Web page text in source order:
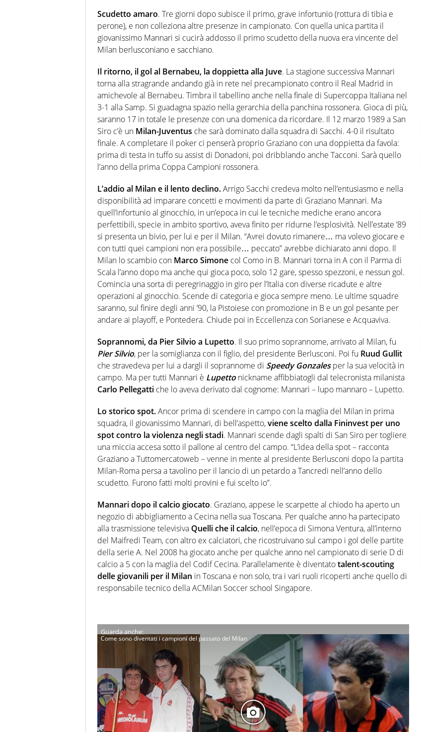
Scudetto amaro. Tre giorni dopo subisce il primo, grave infortunio (rottura di tibia e
perone), e non colleziona altre presenze in campionato. Con quella unica partita il
giovanissimo Mannari si cucirà addosso il primo scudetto della nuova era vincente del
Milan berlusconiano e sacchiano.
Il ritorno, il gol al Bernabeu, la doppietta alla Juve. La stagione successiva Mannari
torna alla stragrande andando già in rete nel precampionato contro il Real Madrid in
amichevole al Bernabeu. Timbra il tabellino anche nella finale di Supercoppa Italiana nel
3-1 alla Samp. Si guadagna spazio nella gerarchia della panchina rossonera. Gioca di più,
saranno 17 in totale le presenze con una domenica da ricordare. Il 12 marzo 1989 a San
Siro c’è un Milan-Juventus che sarà dominato dalla squadra di Sacchi. 4-0 il risultato
finale. A completare il poker ci penserà proprio Graziano con una doppietta da favola:
prima di testa in tuffo su assist di Donadoni, poi dribblando anche Tacconi. Sarà quello
l’anno della prima Coppa Campioni rossonera.
L’addio al Milan e il lento declino.Arrigo Sacchi credeva molto nell’entusiasmo e nella
disponibilità ad imparare concetti e movimenti da parte di Graziano Mannari. Ma
quell’infortunio al ginocchio, in un’epoca in cui le tecniche mediche erano ancora
perfettibili, specie in ambito sportivo, aveva finito per ridurne l’esplosività. Nell’estate ’89
si presenta un bivio, per lui e per il Milan. “Avrei dovuto rimanere… ma volevo giocare e
con tutti quei campioni non era possibile… peccato” avrebbe dichiarato anni dopo. Il
Milan lo scambio con Marco Simone col Como in B. Mannari torna in A con il Parma di
Scala l’anno dopo ma anche qui gioca poco, solo 12 gare, spesso spezzoni, e nessun gol.
Comincia una sorta di peregrinaggio in giro per l’Italia con diverse ricadute e altre
operazioni al ginocchio. Scende di categoria e gioca sempre meno. Le ultime squadre
saranno, sul finire degli anni ’90, la Pistoiese con promozione in B e un gol pesante per
andare ai playoff, e Pontedera. Chiude poi in Eccellenza con Sorianese e Acquaviva.
Soprannomi, da Pier Silvio a Lupetto. Il suo primo soprannome, arrivato al Milan, fu
Pier Silvio, per la somiglianza con il figlio, del presidente Berlusconi. Poi fu Ruud Gullit
che stravedeva per lui a dargli il soprannome di Speedy Gonzalesper la sua velocità in
campo. Ma per tutti Mannari è Lupettonickname affibbiatogli dal telecronista milanista
Carlo Pellegatti che lo aveva derivato dal cognome: Mannari – lupo mannaro – Lupetto.
Lo storico spot.Ancor prima di scendere in campo con la maglia del Milan in prima
squadra, il giovanissimo Mannari, di bell’aspetto,viene scelto dalla Fininvest per uno
spot contro la violenza negli stadi. Mannari scende dagli spalti di San Siro per togliere
una miccia accesa sotto il pallone al centro del campo. “L’idea della spot – racconta
Graziano a Tuttomercatoweb – venne in mente al presidente Berlusconi dopo la partita
Milan-Roma persa a tavolino per il lancio di un petardo a Tancredi nell’anno dello
scudetto. Furono fatti molti provini e fui scelto io”.
Mannari dopo il calcio giocato. Graziano, appese le scarpette al chiodo ha aperto un
negozio di abbigliamento a Cecina nella sua Toscana. Per qualche anno ha partecipato
alla trasmissione televisiva Quelli che il calcio, nell’epoca di Simona Ventura, all’interno
del Maifredi Team, con altro ex calciatori, che ricostruivano sul campo i gol delle partite
della serie A. Nel 2008 ha giocato anche per qualche anno nel campionato di serie D di
calcio a 5 con la maglia del Codif Cecina. Parallelamente è diventatotalent-scouting
delle giovanili per il Milan in Toscana e non solo, tra i vari ruoli ricoperti anche quello di
responsabile tecnico della ACMilan Soccer school Singapore.
Come sono diventati i campioni del passato del Milan